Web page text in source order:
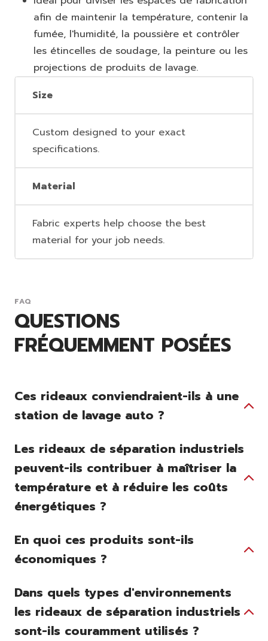
afin de maintenir la température, contenir la
fumée, l'humidité, la poussière et contrôler
les étincelles de soudage, la peinture ou les
projections de produits de lavage.
Size
Custom designed to your exact
specifications.
Material
Fabric experts help choose the best
material for your job needs.
FAQ
QUESTIONS
FRÉQUEMMENT POSÉES
Ces rideaux conviendraient-ils à une
station de lavage auto ?
Les rideaux de séparation industriels
peuvent-ils contribuer à maîtriser la
température et à réduire les coûts
énergétiques ?
En quoi ces produits sont-ils
économiques ?
Dans quels types d'environnements
les rideaux de séparation industriels
sont-ils couramment utilisés ?